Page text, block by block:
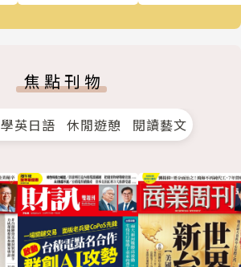
焦點刊物
學英日語 休閒遊憩 閱讀藝文